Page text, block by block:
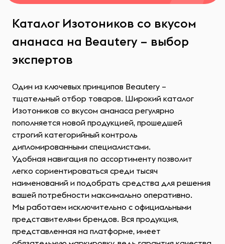
Каталог Изотоников со вкусом
ананаса на Beautery – выбор
экспертов
Один из ключевых принципов Beautery –
тщательный отбор товаров. Широкий каталог
Изотоников со вкусом ананаса регулярно
пополняется новой продукцией, прошедшей
строгий категорийный контроль
дипломированными специалистами.
Удобная навигация по ассортименту позволит
легко сориентироваться среди тысяч
наименований и подобрать средства для решения
вашей потребности максимально оперативно.
Мы работаем исключительно с официальными
представителями брендов. Вся продукция,
представленная на платформе, имеет